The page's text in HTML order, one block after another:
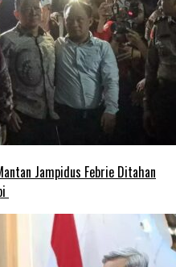
Jampidus Febrie Ditahan